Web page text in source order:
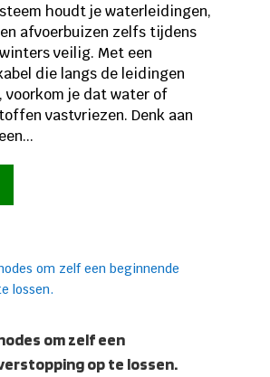
houdt je waterleidingen,
afvoerbuizen zelfs tijdens
veilig. Met een
die langs de leidingen
voorkom je dat water of
vastvriezen. Denk aan
om zelf een
op te lossen.